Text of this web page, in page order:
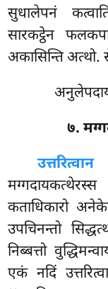
सुधालेपनं
सारकट्ठेन
अकासिन्ति
७.
कताधिकारो
उपचिनन्तो
निब्बत्तो
एकं नदिं